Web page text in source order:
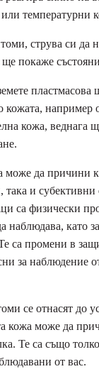
температурни
струва си да
покаже
пластмасова
кожата, например
кожа, веднага
може да причини
така и
са физически
наблюдава, като
са промени в
за наблюдение
се отнасят до
кожа може да
Те са също
от вас.